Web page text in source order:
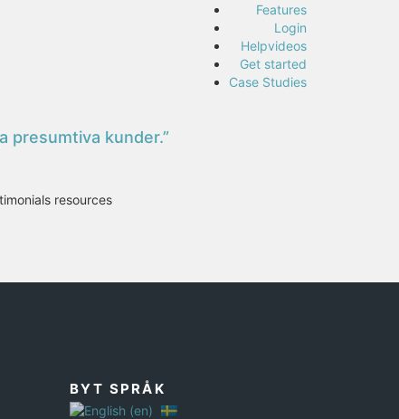
Features
Login
Helpvideos
Get started
Case Studies
presumtiva kunder.”
resources
BYT SPRÅK